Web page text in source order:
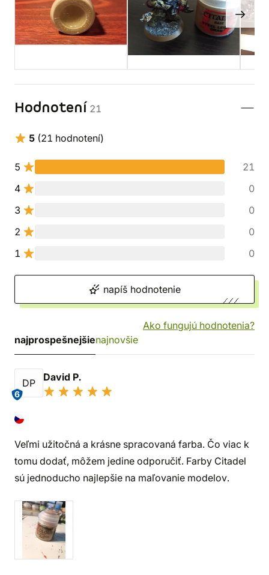
Hodnotení 21
5 (21 hodnotení)
5
21
4
0
3
0
2
0
1
0
napíš hodnotenie
Ako fungujú hodnotenia?
najprospešnejšienajnovšie
DP
6
David P.
Veľmi užitočná a krásne spracovaná farba. Čo viac k
tomu dodať, môžem jedine odporučiť. Farby Citadel
sú jednoducho najlepšie na maľovanie modelov.